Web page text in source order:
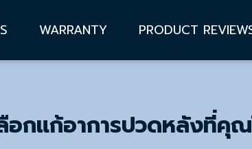
WARRANTY PRODUCT
อกแก้อาการปวดหลังที่คุ